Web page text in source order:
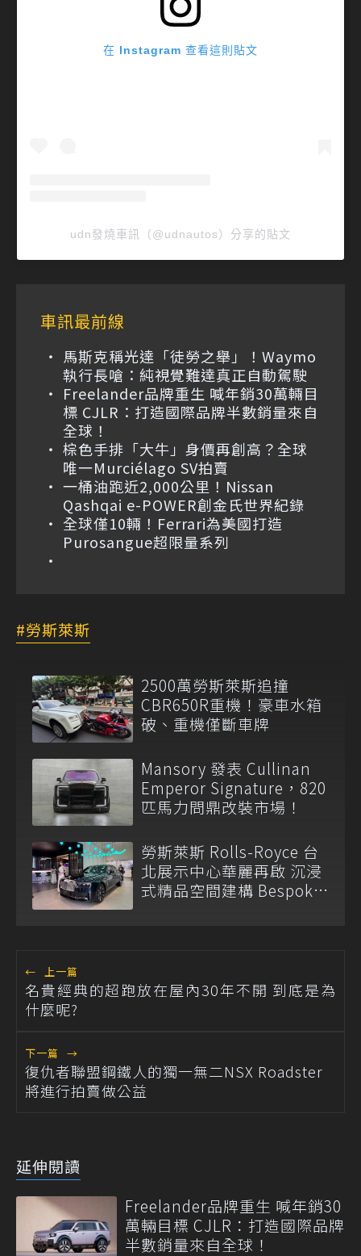
在 Instagram 查看這則貼文
udn發燒車訊（@udnautos）分享的貼文
車訊最前線
馬斯克稱光達「徒勞之舉」！Waymo
執行長嗆：純視覺難達真正自動駕駛
Freelander品牌重生 喊年銷30萬輛目
標 CJLR：打造國際品牌半數銷量來自
全球！
棕色手排「大牛」身價再創高？全球
唯一Murciélago SV拍賣
一桶油跑近2,000公里！Nissan
Qashqai e-POWER創金氏世界紀錄
全球僅10輛！Ferrari為美國打造
Purosangue超限量系列
勞斯萊斯
2500萬勞斯萊斯追撞
CBR650R重機！豪車水箱
破、重機僅斷車牌
Mansory 發表 Cullinan
Emperor Signature，820
匹馬力問鼎改裝市場！
勞斯萊斯 Rolls-Royce 台
北展示中心華麗再啟 沉浸
式精品空間建構 Bespoke
← 上一篇
名貴經典的超跑放在屋內30年不開 到底是為
什麼呢?
下一篇 →
復仇者聯盟鋼鐵人的獨一無二NSX Roadster
將進行拍賣做公益
延伸閱讀
Freelander品牌重生 喊年銷30
萬輛目標 CJLR：打造國際品牌
半數銷量來自全球！